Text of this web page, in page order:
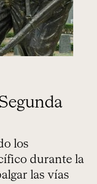
los
durante la
las vías